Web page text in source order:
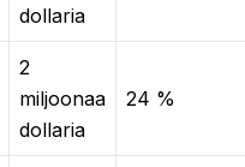
dollaria
2
miljoonaa
dollaria
24 %